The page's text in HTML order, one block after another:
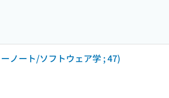
ノート/ソフトウェア学 ; 47)